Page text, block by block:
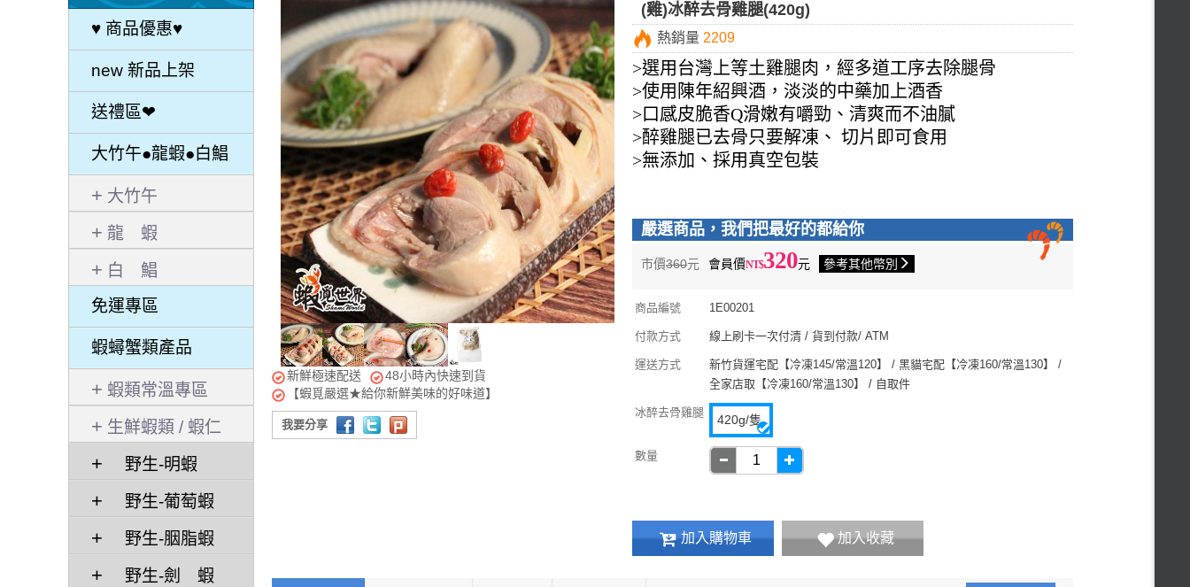
♥ 商品優惠♥
new 新品上架
送禮區❤
大竹午●龍蝦●白鯧
大竹午
龍 蝦
白 鯧
免運專區
蝦蟳蟹類產品
蝦類常溫專區
生鮮蝦類 / 蝦仁
野生-明蝦
野生-葡萄蝦
野生-胭脂蝦
野生-劍 蝦
新鮮極速配送
48小時內快速到貨
【蝦覓嚴選★給你新鮮美味的好味道】
我要分享
(雞)冰醉去骨雞腿(420g)
熱銷量 2209
>選用台灣上等土雞腿肉，經多道工序去除腿骨
>使用陳年紹興酒， 淡淡的中藥加上酒香
>口感皮脆香Q滑嫩有嚼勁、清爽而不油膩
>醉雞腿已去骨只要解凍、 切片即可食用
>無添加、採用真空包裝
嚴選商品，我們把最好的都給你
市價360元 會員價 320元 參考其他幣別
商品編號 1E00201
付款方式 線上刷卡一次付清 / 貨到付款/ ATM
運送方式
新竹貨運宅配【冷凍145/常溫120】 / 黑貓宅配【冷凍160/常溫130】 /
全家店取【冷凍160/常溫130】 / 自取件
冰醉去骨雞腿
420g/隻
數量
加入購物車 加入收藏